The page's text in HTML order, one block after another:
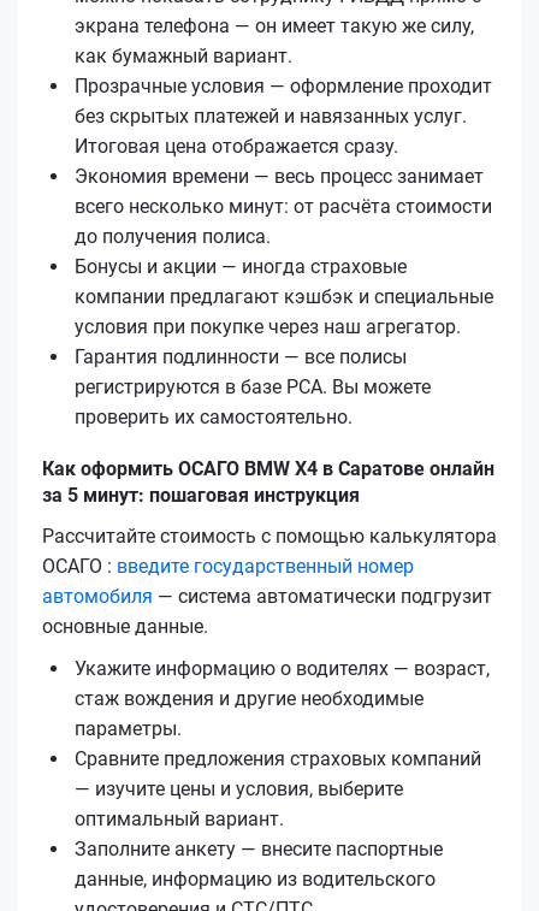
экрана телефона — он имеет такую же силу,
как бумажный вариант.
Прозрачные условия — оформление проходит
без скрытых платежей и навязанных услуг.
Итоговая цена отображается сразу.
Экономия времени — весь процесс занимает
всего несколько минут: от расчёта стоимости
до получения полиса.
Бонусы и акции — иногда страховые
компании предлагают кэшбэк и специальные
условия при покупке через наш агрегатор.
Гарантия подлинности — все полисы
регистрируются в базе РСА. Вы можете
проверить их самостоятельно.
Как оформить ОСАГО BMW X4 в Саратове онлайн
за 5 минут: пошаговая инструкция
Рассчитайте стоимость с помощью калькулятора
ОСАГО : введите государственный номер
автомобиля — система автоматически подгрузит
основные данные.
Укажите информацию о водителях — возраст,
стаж вождения и другие необходимые
параметры.
Сравните предложения страховых компаний
— изучите цены и условия, выберите
оптимальный вариант.
Заполните анкету — внесите паспортные
данные, информацию из водительского